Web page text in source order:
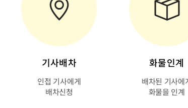
기사배차
인접 기사에게
배차신청
화물인계
배차된 기사에
화물을 인계